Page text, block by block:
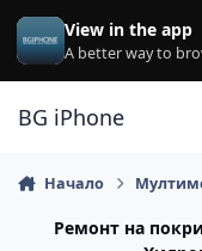
Премини към
View in the app
A better way to
BG iPhone
Начало
Ремонт на